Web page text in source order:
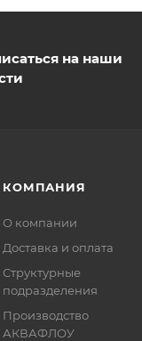
на наши
КОМПАНИЯ
О компании
Доставка и оплата
Структурные
подразделения
Производство
АКВАФЛОУ